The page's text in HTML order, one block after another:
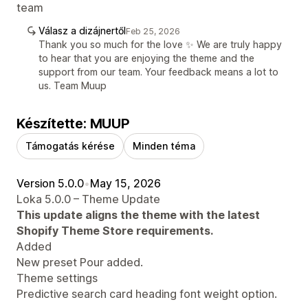
team
Válasz a dizájnertőlFeb 25, 2026
Thank you so much for the love ✨ We are truly happy
to hear that you are enjoying the theme and the
support from our team. Your feedback means a lot to
us. Team Muup
Készítette: MUUP
Támogatás kérése Minden téma
Version 5.0.0•May 15, 2026
Loka 5.0.0 – Theme Update
This update aligns the theme with the latest
Shopify Theme Store requirements.
Added
New preset Pour added.
Theme settings
Predictive search card heading font weight option.